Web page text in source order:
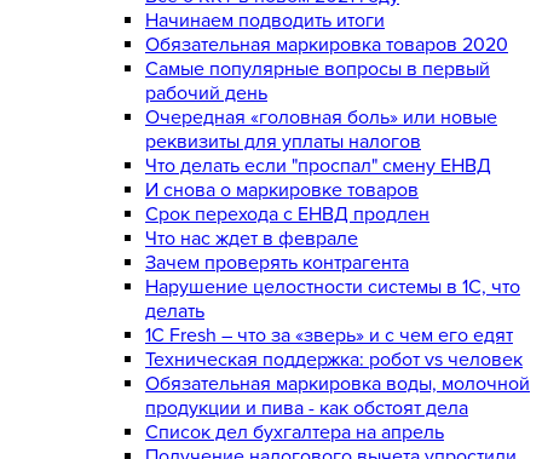
Начинаем подводить итоги
Обязательная маркировка товаров 2020
Самые популярные вопросы в первый
рабочий день
Очередная «головная боль» или новые
реквизиты для уплаты налогов
Что делать если "проспал" смену ЕНВД
И снова о маркировке товаров
Срок перехода с ЕНВД продлен
Что нас ждет в феврале
Зачем проверять контрагента
Нарушение целостности системы в 1С, что
делать
1С Fresh – что за «зверь» и с чем его едят
Техническая поддержка: робот vs человек
Обязательная маркировка воды, молочной
продукции и пива - как обстоят дела
Список дел бухгалтера на апрель